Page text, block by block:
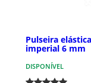
Pulseira
imperial 6 mm
DISPONÍVEL